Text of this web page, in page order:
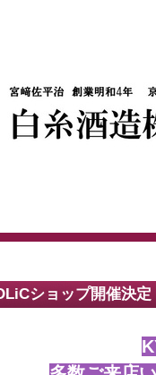
ショップ開催決定